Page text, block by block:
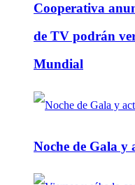
Cooperativa
de TV podrán
Mundial
Noche de Gala y